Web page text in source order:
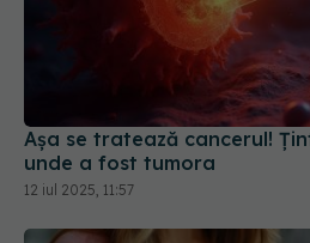
Așa se tratează cancerul!
unde a fost tumora
12 iul 2025, 11:57